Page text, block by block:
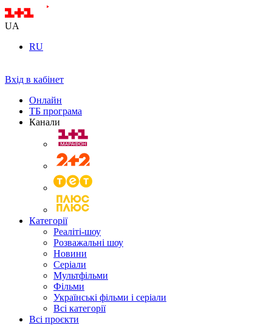
UA
RU
Вхід в кабінет
Онлайн
ТБ програма
Канали
Категорії
Реаліті-шоу
Розважальні шоу
Новини
Серіали
Мультфільми
Фільми
Українські фільми і серіали
Всі категорії
Всі проєкти